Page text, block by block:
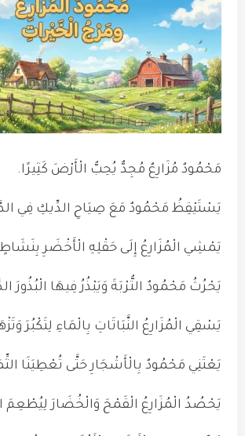
مَحْمُودٌ مُزَارِعٌ مُجِدٌّ يُحِبُّ الْأَرْضَ كَثِيرًا.
يَسْتَيْقِظُ مَحْمُودٌ مَعَ صِيَاحِ الدِّيكِ فِي
يَمْشِي الْمُزَارِعُ إِلَى حَقْلِهِ الْأَخْضَرِ
يَحْرُثُ مَحْمُودٌ التُّرْبَةَ وَيَبْذُرُ فِيهَا الْبُذُورَ
يَسْقِي الْمُزَارِعُ النَّبَاتَاتِ بِالْمَاءِ لِتَكْبُرَ
يَعْتَنِي مَحْمُودٌ بِالْأَشْجَارِ حَتَّى تُعْطِيَنَا
يَحْصُدُ الْمُزَارِعُ الْقَمْحَ وَالْخُضَارَ لِيُطْعِمَ